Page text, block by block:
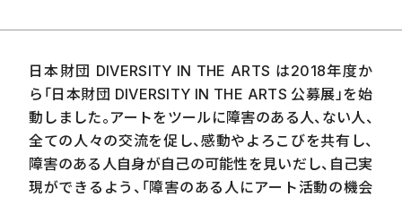
日本財団 DIVERSITY IN THE ARTS は2018年度か
ら「日本財団 DIVERSITY IN THE ARTS 公募展」を始
動しました。アートをツールに障害のある人、ない人、
全ての人々の交流を促し、感動やよろこびを共有し、
障害のある人自身が自己の可能性を見いだし、自己実
現ができるよう、「障害のある人にアート活動の機会